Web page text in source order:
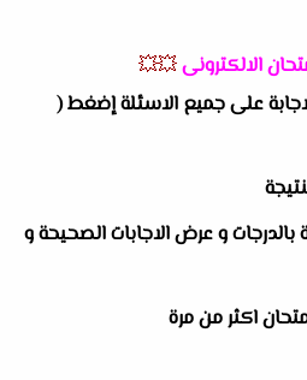
الالكترونى💥💥
على جميع الاسئلة إضغط (
و عرض الاجابات الصحيحة و
اكثر من مرة